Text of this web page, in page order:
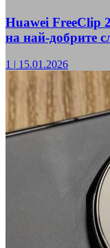
Huawei FreeClip
на най-добрите
1 | 15.01.2026